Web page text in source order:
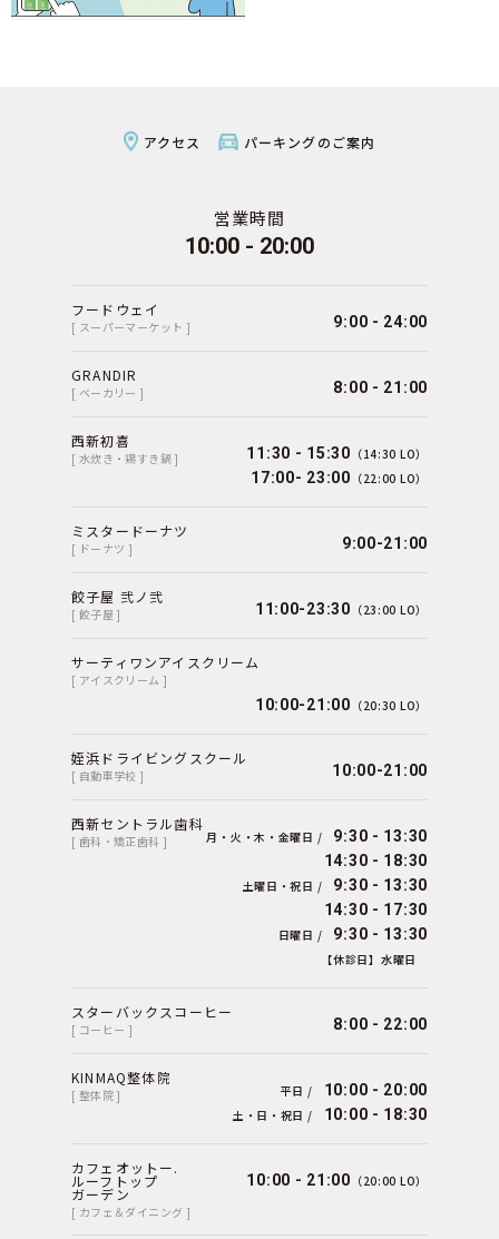
アクセス パーキングのご案内
営業時間
10:00 - 20:00
フードウェイ
[ スーパーマーケット ] 9:00 - 24:00
GRANDIR
[ ベーカリー ] 8:00 - 21:00
西新初喜
[ 水炊き・鶏すき鍋 ] 11:30 - 15:30 （14:30 LO）
17:00- 23:00 （22:00 LO）
ミスタードーナツ
[ ドーナツ ] 9:00-21:00
餃子屋 弐ノ弐
[ 餃子屋 ] 11:00-23:30 （23:00 LO）
サーティワンアイスクリーム
[ アイスクリーム ]
10:00-21:00 （20:30 LO）
姪浜ドライビングスクール
[ 自動車学校 ] 10:00-21:00
西新セントラル歯科
[ 歯科・矯正歯科 ] 月・火・木・金曜日 /
9:30 - 13:30
14:30 - 18:30
土曜日・祝日 /
9:30 - 13:30
14:30 - 17:30
日曜日 / 9:30 - 13:30
【休診日】水曜日
スターバックスコーヒー
[ コーヒー ] 8:00 - 22:00
KINMAQ整体院
[ 整体院 ] 平日 / 10:00 - 20:00
土・日・祝日 / 10:00 - 18:30
カフェオットー.
ルーフトップ
ガーデン
[ カフェ＆ダイニング ]
10:00 - 21:00 （20:00 LO）